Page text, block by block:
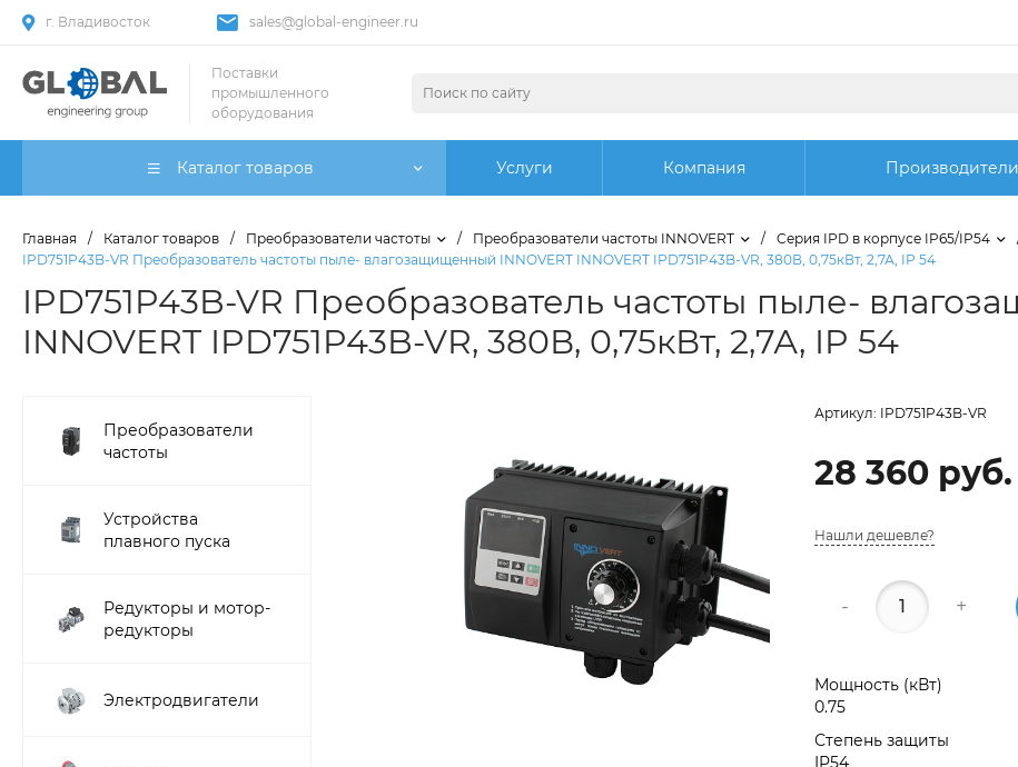
г. Владивосток sales@global-engineer.ru
Поставки
промышленного
оборудования
Каталог товаров Услуги Компания Производители
Главная / Каталог товаров / Преобразователи частоты / Преобразователи частоты INNOVERT / Cерия IРD в корпусе IP65/IP54
IPD751P43B-VR Преобразователь частоты пыле- влагозащищенный INNOVERT INNOVERT IPD751P43B-VR, 380В, 0,75кВт, 2,7А, IP 54
IPD751P43B-VR Преобразователь частоты пыле-
INNOVERT IPD751P43B-VR, 380В, 0,75кВт, 2,7А, IP 54
Преобразователи
частоты
Устройства
плавного пуска
Редукторы и мотор-
редукторы
Электродвигатели
Артикул: IPD751P43B-VR
28 360 руб.
Нашли дешевле?
- +
Мощность (кВт)
0.75
Степень защиты
IP54